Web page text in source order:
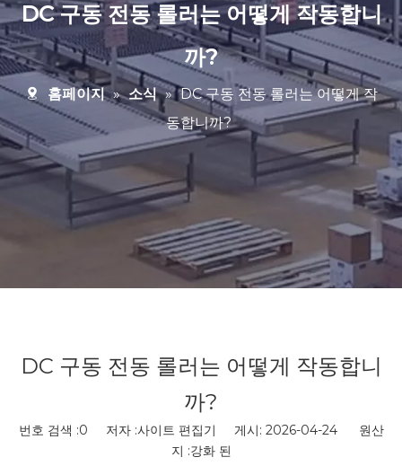
DC 구동 전동 롤러는 어떻게 작동합니
까?
홈페이지 » 소식 » DC 구동 전동 롤러는 어떻게 작
동합니까?
DC 구동 전동 롤러는 어떻게 작동합니
까?
번호 검색 :0 저자 :사이트 편집기 게시: 2026-04-24 원산
지 :강화 된